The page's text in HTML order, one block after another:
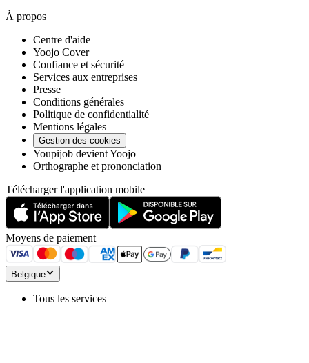
À propos
Centre d'aide
Yoojo Cover
Confiance et sécurité
Services aux entreprises
Presse
Conditions générales
Politique de confidentialité
Mentions légales
Gestion des cookies
Youpijob devient Yoojo
Orthographe et prononciation
Télécharger l'application mobile
Moyens de paiement
Belgique
Tous les services